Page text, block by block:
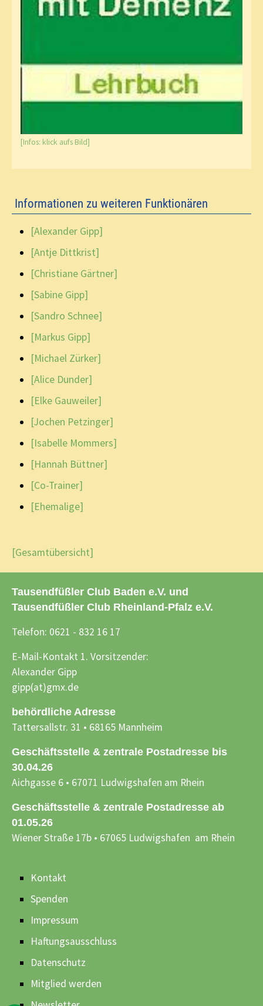
[Infos: klick aufs Bild]
Informationen zu weiteren Funktionären
[Alexander Gipp]
[Antje Dittkrist]
[Christiane Gärtner]
[Sabine Gipp]
[Sandro Schnee]
[Markus Gipp]
[Michael Zürker]
[Alice Dunder]
[Elke Gauweiler]
[Jochen Petzinger]
[Isabelle Mommers]
[Hannah Büttner]
[Co-Trainer]
[Ehemalige]
[Gesamtübersicht]
Tausendfüßler Club Baden e.V. und
Tausendfüßler Club Rheinland-Pfalz e.V.
Telefon: 0621 - 832 16 17
E-Mail-Kontakt 1. Vorsitzender:
Alexander Gipp
gipp(at)gmx.de
behördliche Adresse
Tattersallstr. 31 • 68165 Mannheim
Geschäftsstelle & zentrale Postadresse bis
30.04.26
Aichgasse 6 • 67071 Ludwigshafen am Rhein
Geschäftsstelle & zentrale Postadresse ab
01.05.26
Wiener Straße 17b • 67065 Ludwigshafen am Rhein
Kontakt
Spenden
Impressum
Haftungsausschluss
Datenschutz
Mitglied werden